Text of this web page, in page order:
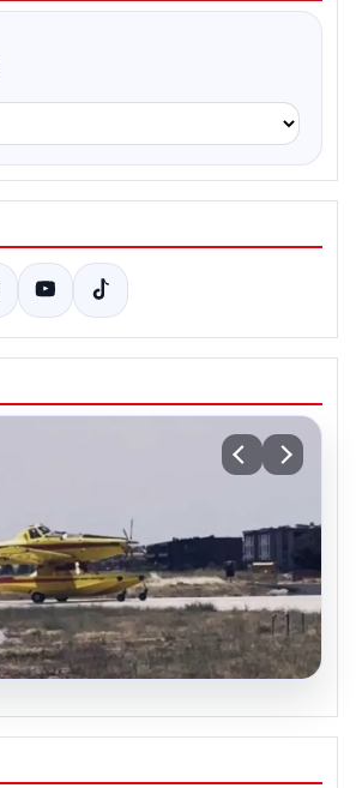
Görevlerini
Yangın Söndürme Uçakları